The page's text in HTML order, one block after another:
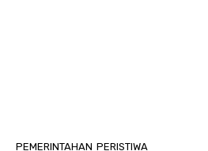
PEMERINTAHAN PERISTIWA